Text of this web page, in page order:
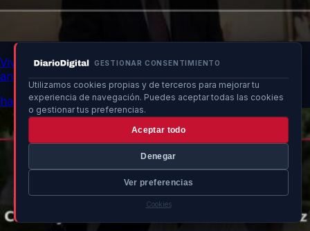
GESTIONAR CONSENTIMIENTO
Utilizamos cookies propias y de terceros para mejorar tu
experiencia de navegación. Puedes aceptar todas las cookies
o gestionar tus preferencias.
Aceptar todo
Denegar
Ver preferencias
Cookies
Vivas urge a la UE fortalecer frontera por vulnerabilidad
ante Marruecos
hace 16h